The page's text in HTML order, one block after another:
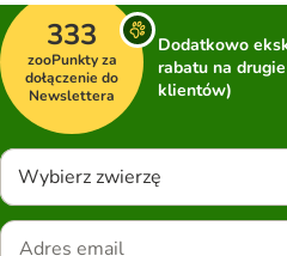
333
zooPunkty za
dołączenie do
Newslettera
Dodatkowo
rabatu na
klientów)
Wybierz zwierzę